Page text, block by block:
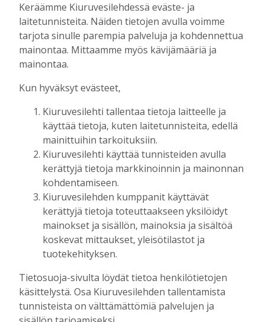
ole ollut digitilausta voimassa edellisten 14
kuukauden aikana.
Tilausten sisältö
DigitilaussisältääKiuruvesilehti.fi
uutisvirran, uudet näköislehdet,
näköislehtien arkiston ja tulevaisuudessa
sähköpostiin lähetettävän uutiskirjeen.
Digitilaukseen kuuluva Kiuruvesi-lehden
näköislehtijulkaistaan tiistai-iltaisin klo 20
osoitteessa kiuruvesilehti.fi/nakoislehti.
Paperilehtitilaussisältää joka viikko
(paitsi vko 52) ilmestyvän paperilehden
julkaisemat erikois- ja liitelehdet.
Jos sinulla on kysymyksiä kansainvälisistä
Keräämme Kiuruvesilehdessä eväste- ja
laitetunnisteita. Näiden tietojen avulla voimme
tarjota sinulle parempia palveluja ja kohdennettua
mainontaa. Mittaamme myös kävijämääriä ja
mainontaa.
Kun hyväksyt evästeet,
Kiuruvesilehti tallentaa tietoja laitteelle ja
käyttää tietoja, kuten laitetunnisteita, edellä
mainittuihin tarkoituksiin.
Kiuruvesilehti käyttää tunnisteiden avulla
kerättyjä tietoja markkinoinnin ja mainonnan
kohdentamiseen.
Kiuruvesilehden kumppanit käyttävät
kerättyjä tietoja toteuttaakseen yksilöidyt
mainokset ja sisällön, mainoksia ja sisältöä
koskevat mittaukset, yleisötilastot ja
tuotekehityksen.
Tietosuoja-sivulta löydät tietoa henkilötietojen
käsittelystä. Osa Kiuruvesilehden tallentamista
tunnisteista on välttämättömiä palvelujen ja